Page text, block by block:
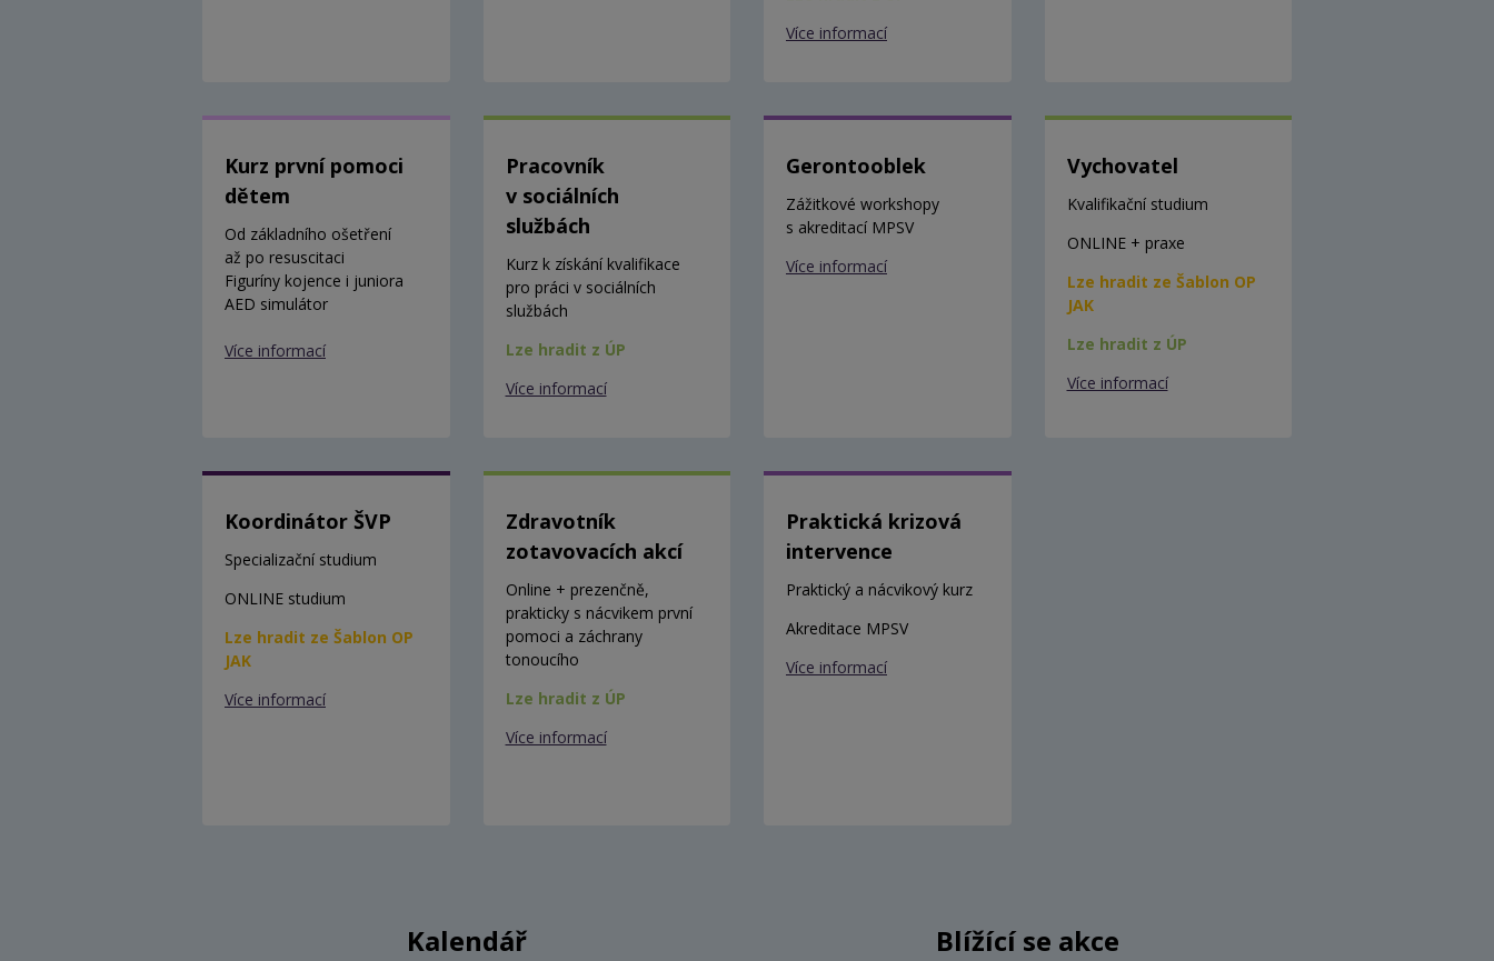
Více informací
Kurz první pomoci
dětem
Od základního ošetření
až po resuscitaci
Figuríny kojence i juniora
AED simulátor
Více informací
Pracovník
v sociálních
službách
Kurz k získání kvalifikace
pro práci v sociálních
službách
Lze hradit z ÚP
Více informací
Gerontooblek
Zážitkové workshopy
s akreditací MPSV
Více informací
Vychovatel
Kvalifikační studium
ONLINE + praxe
Lze hradit ze Šablon OP
JAK
Lze hradit z ÚP
Více informací
Koordinátor ŠVP
Specializační studium
ONLINE studium
Lze hradit ze Šablon OP
JAK
Více informací
Zdravotník
zotavovacích akcí
Online + prezenčně,
prakticky s nácvikem první
pomoci a záchrany
tonoucího
Lze hradit z ÚP
Více informací
Praktická krizová
intervence
Praktický a nácvikový kurz
Akreditace MPSV
Více informací
Kalendář Blížící se akce